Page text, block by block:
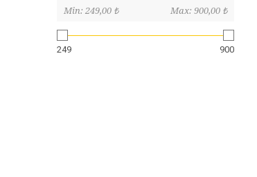
Min: 249,00 ₺ Max: 900,00 ₺
249 900